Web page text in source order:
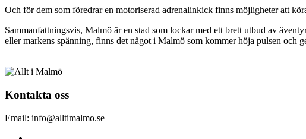
Och för dem som föredrar en motoriserad adrenalinkick finns möjligheter att
Sammanfattningsvis, Malmö är en stad som lockar med ett brett utbud av
eller markens spänning, finns det något i Malmö som kommer höja pulsen och
Kontakta oss
Email: info@alltimalmo.se